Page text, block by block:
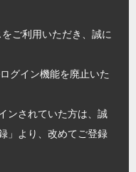
ご利用いただき、誠に
グイン機能を廃止いた
ンされていた方は、誠
」より、改めてご登録